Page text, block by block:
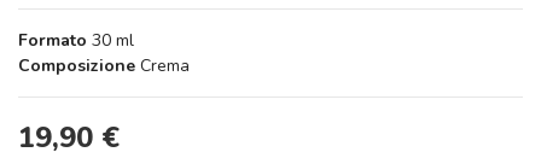
Formato 30 ml
Composizione Crema
19,90 €